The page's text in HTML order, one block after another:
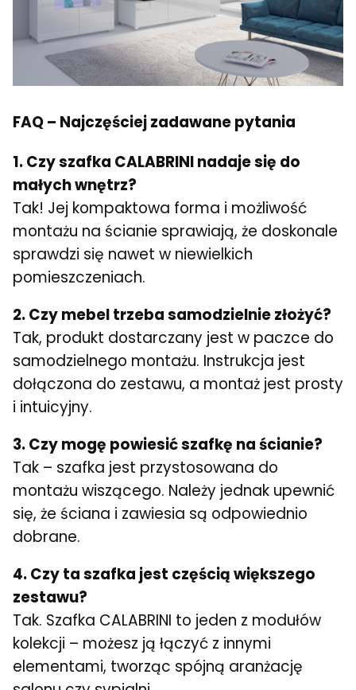
FAQ – Najczęściej zadawane pytania
1. Czy szafka CALABRINI nadaje się do
małych wnętrz?
Tak! Jej kompaktowa forma i możliwość
montażu na ścianie sprawiają, że doskonale
sprawdzi się nawet w niewielkich
pomieszczeniach.
2. Czy mebel trzeba samodzielnie złożyć?
Tak, produkt dostarczany jest w paczce do
samodzielnego montażu. Instrukcja jest
dołączona do zestawu, a montaż jest prosty
i intuicyjny.
3. Czy mogę powiesić szafkę na ścianie?
Tak – szafka jest przystosowana do
montażu wiszącego. Należy jednak upewnić
się, że ściana i zawiesia są odpowiednio
dobrane.
4. Czy ta szafka jest częścią większego
zestawu?
Tak. Szafka CALABRINI to jeden z modułów
kolekcji – możesz ją łączyć z innymi
elementami, tworząc spójną aranżację